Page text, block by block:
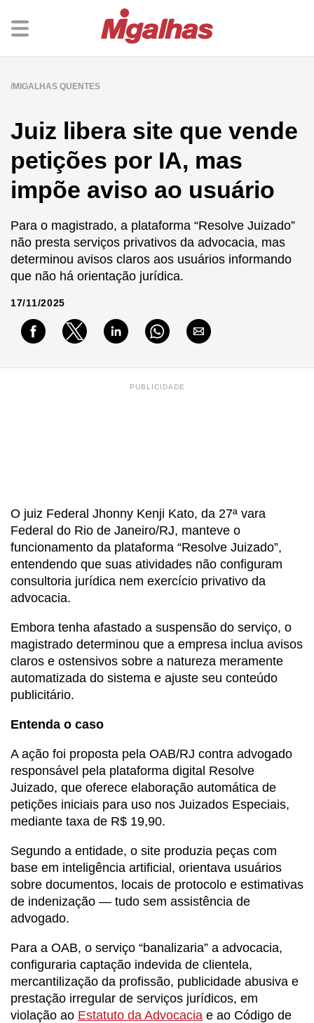
MIGALHAS QUENTES
Juiz libera site que vende
petições por IA, mas
impõe aviso ao usuário
Para o magistrado, a plataforma “Resolve Juizado”
não presta serviços privativos da advocacia, mas
determinou avisos claros aos usuários informando
que não há orientação jurídica.
17/11/2025
PUBLICIDADE
O juiz Federal Jhonny Kenji Kato, da 27ª vara
Federal do Rio de Janeiro/RJ, manteve o
funcionamento da plataforma “Resolve Juizado”,
entendendo que suas atividades não configuram
consultoria jurídica nem exercício privativo da
advocacia.
Embora tenha afastado a suspensão do serviço, o
magistrado determinou que a empresa inclua avisos
claros e ostensivos sobre a natureza meramente
automatizada do sistema e ajuste seu conteúdo
publicitário.
Entenda o caso
A ação foi proposta pela OAB/RJ contra advogado
responsável pela plataforma digital Resolve
Juizado, que oferece elaboração automática de
petições iniciais para uso nos Juizados Especiais,
mediante taxa de R$ 19,90.
Segundo a entidade, o site produzia peças com
base em inteligência artificial, orientava usuários
sobre documentos, locais de protocolo e estimativas
de indenização — tudo sem assistência de
advogado.
Para a OAB, o serviço “banalizaria” a advocacia,
configuraria captação indevida de clientela,
mercantilização da profissão, publicidade abusiva e
prestação irregular de serviços jurídicos, em
violação ao Estatuto da Advocacia e ao Código de